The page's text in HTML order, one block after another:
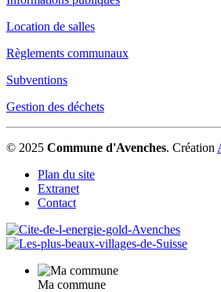
Location de salles
Règlements communaux
Subventions
Gestion des déchets
© 2025 Commune d'Avenches. Création
Plan du site
Extranet
Contact
Ma commune